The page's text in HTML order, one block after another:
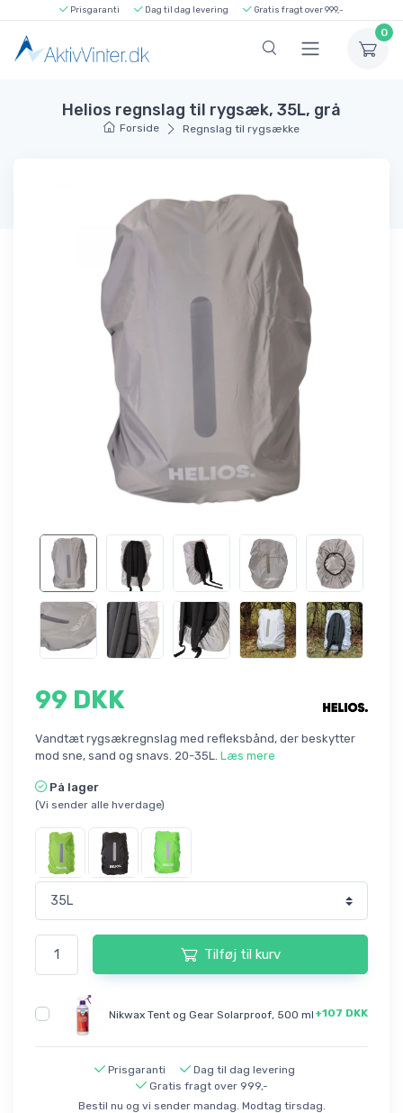
Prisgaranti Dag til dag levering Gratis fragt over 999,-
0
Helios regnslag til rygsæk, 35L, grå
Forside Regnslag til rygsække
99 DKK
Vandtæt rygsækregnslag med refleksbånd, der beskytter
mod sne, sand og snavs. 20-35L. Læs mere
På lager
(Vi sender alle hverdage)
Tilføj til kurv
Nikwax Tent og Gear Solarproof, 500 ml +107 DKK
Prisgaranti
Dag til dag levering
Gratis fragt over 999,-
Bestil nu og vi sender mandag. Modtag tirsdag.